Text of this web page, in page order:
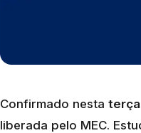
Confirmado nesta
liberada pelo MEC.